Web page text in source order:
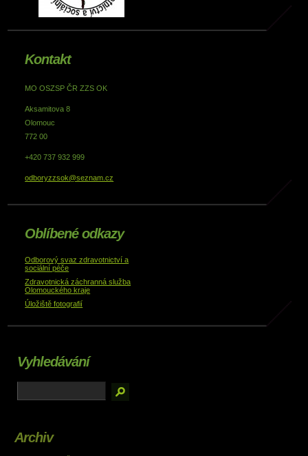
Kontakt
MO OSZSP ČR ZZS OK
Aksamitova 8
Olomouc
772 00
+420 737 932 999
odboryzzsok@seznam.cz
Oblíbené odkazy
Odborový svaz zdravotnictví a
sociální péče
Zdravotnická záchranná služba
Olomouckého kraje
Úložiště fotografií
Vyhledávání
Archiv